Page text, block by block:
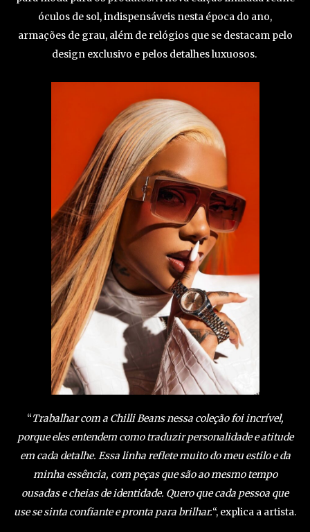
óculos de sol, indispensáveis nesta época do ano,
armações de grau, além de relógios que se destacam pelo
design exclusivo e pelos detalhes luxuosos.
“Trabalhar com a Chilli Beans nessa coleção foi incrível,
porque eles entendem como traduzir personalidade e atitude
em cada detalhe. Essa linha reflete muito do meu estilo e da
minha essência, com peças que são ao mesmo tempo
ousadas e cheias de identidade. Quero que cada pessoa que
use se sinta confiante e pronta para brilhar.“, explica a artista.